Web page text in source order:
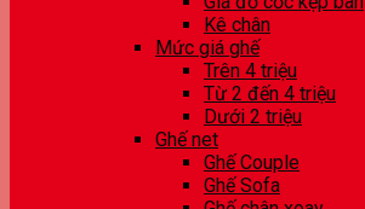
Kê chân
Mức giá ghế
Trên 4 triệu
Từ 2 đến 4 triệu
Dưới 2 triệu
Ghế net
Ghế Couple
Ghế Sofa